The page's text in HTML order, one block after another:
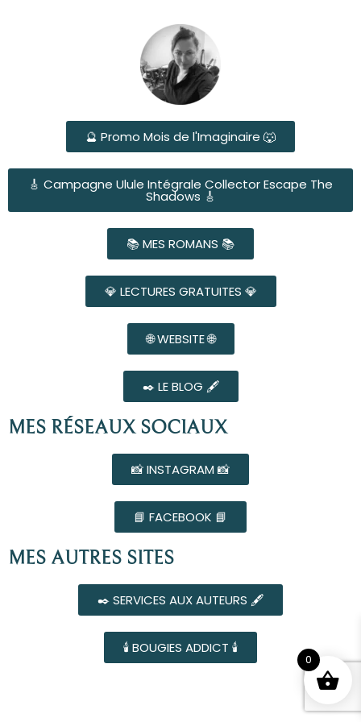
🔮 Promo Mois de l'Imaginaire 🐺
🎸 Campagne Ulule Intégrale Collector Escape The
Shadows 🎸
📚 MES ROMANS 📚
💎 LECTURES GRATUITES 💎
🌐 WEBSITE 🌐
✒️ LE BLOG 🖋️
MES RÉSEAUX SOCIAUX
📸 INSTAGRAM 📸
📘 FACEBOOK 📘
MES AUTRES SITES
✒️ SERVICES AUX AUTEURS 🖋️
🕯️ BOUGIES ADDICT 🕯️
0